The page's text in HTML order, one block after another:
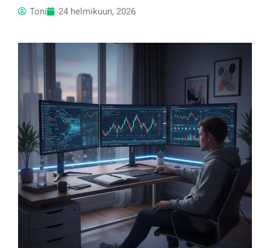
Toni 24 helmikuun, 2026